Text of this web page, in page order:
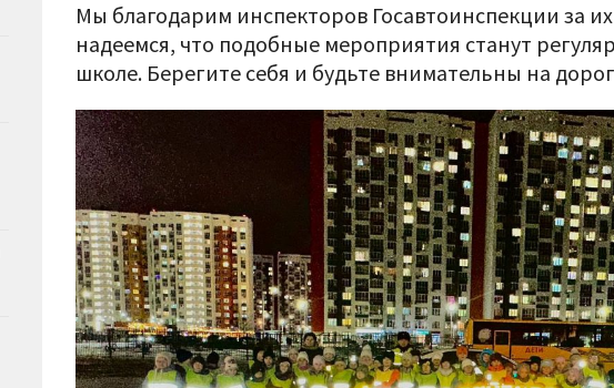
Мы благодарим инспекторов Госавтоинспекции за
надеемся, что подобные мероприятия станут
школе. Берегите себя и будьте внимательны на